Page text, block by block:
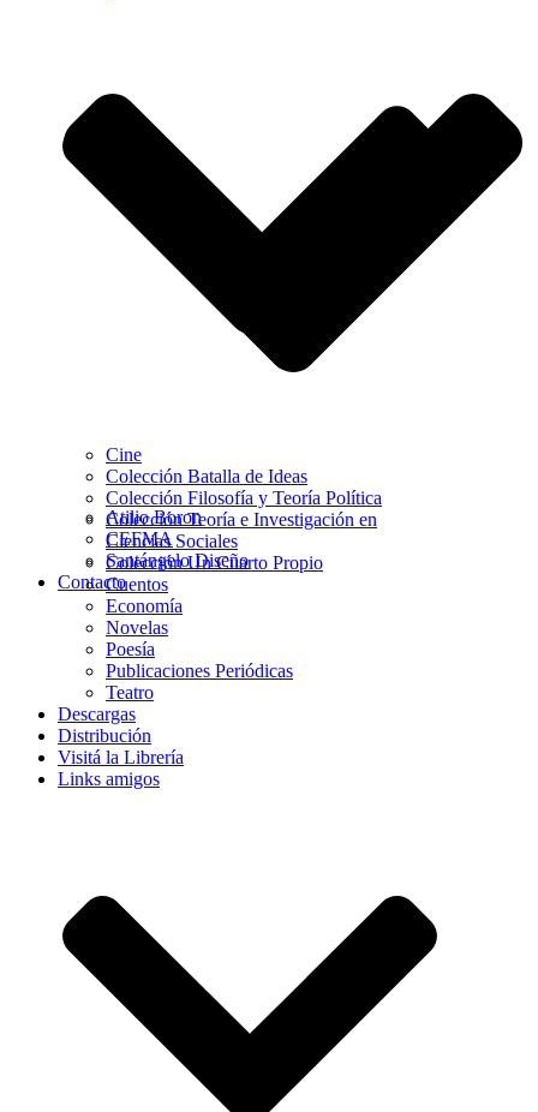
Atilio Boron
CEFMA
Santángelo Diseño
Contacto
Cine
Colección Batalla de Ideas
Colección Filosofía y Teoría Política
Colección Teoría e Investigación en
Ciencias Sociales
Colección Un Cuarto Propio
Cuentos
Economía
Novelas
Poesía
Publicaciones Periódicas
Teatro
Descargas
Distribución
Visitá la Librería
Links amigos